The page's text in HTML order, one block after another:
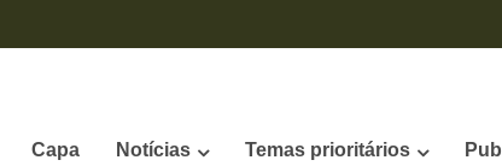
Capa Notícias Temas prioritários